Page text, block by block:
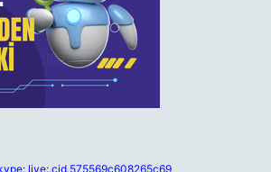
live:.cid.575569c608265c69